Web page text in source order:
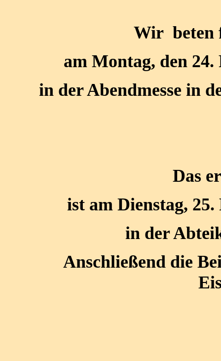
Wir beten
am Montag, den
in der Abendmesse in
Das
ist am Dienstag,
in der
Anschließend die